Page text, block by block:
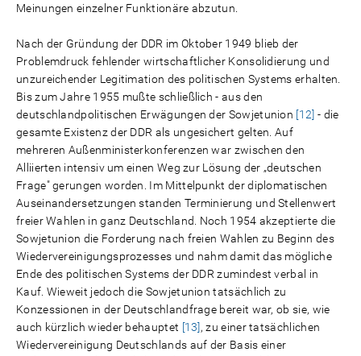
Meinungen einzelner Funktionäre abzutun.
Nach der Gründung der DDR im Oktober 1949 blieb der
Problemdruck fehlender wirtschaftlicher Konsolidierung und
unzureichender Legitimation des politischen Systems erhalten.
Bis zum Jahre 1955 mußte schließlich - aus den
deutschlandpolitischen Erwägungen der Sowjetunion [12] - die
gesamte Existenz der DDR als ungesichert gelten. Auf
mehreren Außenministerkonferenzen war zwischen den
Alliierten intensiv um einen Weg zur Lösung der „deutschen
Frage" gerungen worden. Im Mittelpunkt der diplomatischen
Auseinandersetzungen standen Terminierung und Stellenwert
freier Wahlen in ganz Deutschland. Noch 1954 akzeptierte die
Sowjetunion die Forderung nach freien Wahlen zu Beginn des
Wiedervereinigungsprozesses und nahm damit das mögliche
Ende des politischen Systems der DDR zumindest verbal in
Kauf. Wieweit jedoch die Sowjetunion tatsächlich zu
Konzessionen in der Deutschlandfrage bereit war, ob sie, wie
auch kürzlich wieder behauptet [13], zu einer tatsächlichen
Wiedervereinigung Deutschlands auf der Basis einer